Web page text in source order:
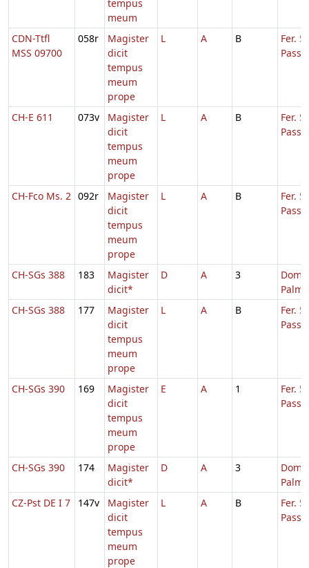
tempus
meum
CDN-Ttfl
MSS 09700
058r
Magister
dicit
tempus
meum
prope
L A B
Fer. 5
CH-E 611 073v
Magister
dicit
tempus
meum
prope
L A B
Fer. 5
CH-Fco Ms. 2 092r
Magister
dicit
tempus
meum
prope
L A B
Fer. 5
CH-SGs 388 183
Magister
dicit*
D A 3
Dom.
CH-SGs 388
177
Magister
dicit
tempus
meum
prope
L A B
Fer. 5
CH-SGs 390 169
Magister
dicit
tempus
meum
prope
E A 1
Fer. 5
CH-SGs 390 174
Magister
dicit*
D A 3
Dom.
CZ-Pst DE I 7
147v
Magister
dicit
tempus
meum
prope
L A B
Fer. 5